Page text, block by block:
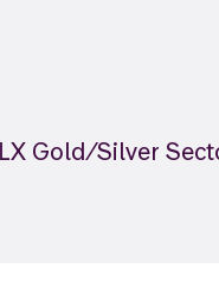
Gold/Silver